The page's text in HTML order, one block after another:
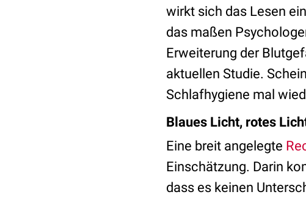
wirkt sich das Lesen
das maßen
Erweiterung der
aktuellen Studie.
Schlafhygiene mal
Blaues Licht, rotes
Eine breit angelegte
Einschätzung. Darin
dass es keinen